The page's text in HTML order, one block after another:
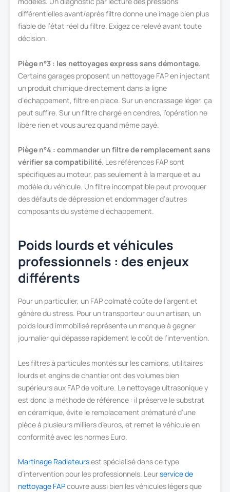
différentielles avant/après filtre donne une image bien plus
fiable de l’état réel du filtre. Exigez ce relevé avant toute
décision.
Piège n°3 : les nettoyages express sans démontage.
Certains garages proposent un nettoyage FAP en injectant
un produit chimique directement dans la ligne
d’échappement, filtre en place. Sur un encrassage léger, ça
peut suffire. Sur un filtre chargé en cendres, l’opération ne
libère rien et vous aurez quand même payé.
Piège n°4 : commander un filtre de remplacement sans
vérifier sa compatibilité. Les références FAP sont
spécifiques au moteur, pas seulement à la marque et au
modèle du véhicule. Un filtre incompatible peut provoquer
des défauts de dépression et endommager d’autres
composants du système d’échappement.
Poids lourds et véhicules
professionnels : des enjeux
différents
Pour un particulier, un FAP colmaté coûte de l’argent et
génère du stress. Pour un transporteur ou un artisan, un
poids lourd immobilisé représente un manque à gagner
journalier qui dépasse rapidement le coût de l’intervention.
Les filtres à particules montés sur les camions, utilitaires
lourds et engins de chantier ont des volumes bien
supérieurs aux FAP de voiture. Le nettoyage ultrasonique y
est donc la méthode de référence : il préserve le substrat
en céramique, évite le remplacement prématuré d’une
pièce à plusieurs milliers d’euros, et remet le véhicule en
conformité avec les normes Euro.
Martinage Radiateursest spécialisé dans ce type
d’intervention pour les professionnels. Leurservice de
nettoyage FAPcouvre aussi bien les véhicules légers que